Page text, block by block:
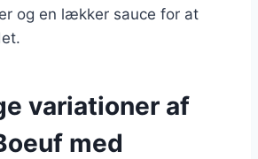
og en lækker sauce for at
variationer af
med